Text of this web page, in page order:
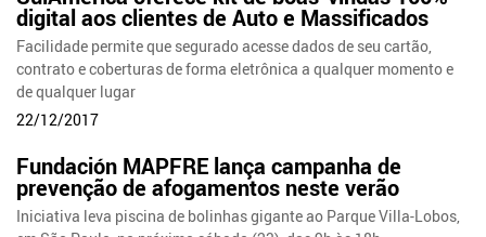
digital aos clientes de Auto e Massificados
Facilidade permite que segurado acesse dados de seu cartão,
contrato e coberturas de forma eletrônica a qualquer momento e
de qualquer lugar
22/12/2017
Fundación MAPFRE lança campanha de
prevenção de afogamentos neste verão
Iniciativa leva piscina de bolinhas gigante ao Parque Villa-Lobos,